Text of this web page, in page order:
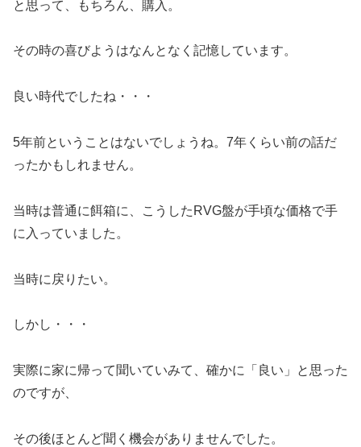
と思って、もちろん、購入。
その時の喜びようはなんとなく記憶しています。
良い時代でしたね・・・
5年前ということはないでしょうね。7年くらい前の話だ
ったかもしれません。
当時は普通に餌箱に、こうしたRVG盤が手頃な価格で手
に入っていました。
当時に戻りたい。
しかし・・・
実際に家に帰って聞いていみて、確かに「良い」と思った
のですが、
その後ほとんど聞く機会がありませんでした。